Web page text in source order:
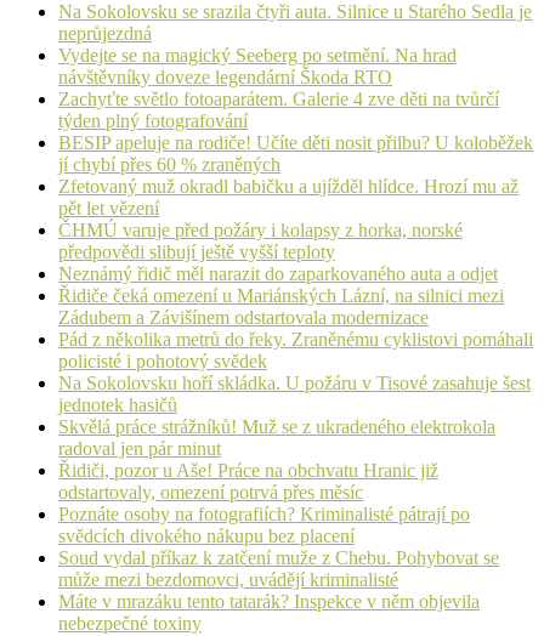
Na Sokolovsku se srazila čtyři auta. Silnice u Starého Sedla je
neprůjezdná
Vydejte se na magický Seeberg po setmění. Na hrad
návštěvníky doveze legendární Škoda RTO
Zachyťte světlo fotoaparátem. Galerie 4 zve děti na tvůrčí
týden plný fotografování
BESIP apeluje na rodiče! Učíte děti nosit přilbu? U koloběžek
jí chybí přes 60 % zraněných
Zfetovaný muž okradl babičku a ujížděl hlídce. Hrozí mu až
pět let vězení
ČHMÚ varuje před požáry i kolapsy z horka, norské
předpovědi slibují ještě vyšší teploty
Neznámý řidič měl narazit do zaparkovaného auta a odjet
Řidiče čeká omezení u Mariánských Lázní, na silnici mezi
Zádubem a Závišínem odstartovala modernizace
Pád z několika metrů do řeky. Zraněnému cyklistovi pomáhali
policisté i pohotový svědek
Na Sokolovsku hoří skládka. U požáru v Tisové zasahuje šest
jednotek hasičů
Skvělá práce strážníků! Muž se z ukradeného elektrokola
radoval jen pár minut
Řidiči, pozor u Aše! Práce na obchvatu Hranic již
odstartovaly, omezení potrvá přes měsíc
Poznáte osoby na fotografiích? Kriminalisté pátrají po
svědcích divokého nákupu bez placení
Soud vydal příkaz k zatčení muže z Chebu. Pohybovat se
může mezi bezdomovci, uvádějí kriminalisté
Máte v mrazáku tento tatarák? Inspekce v něm objevila
nebezpečné toxiny